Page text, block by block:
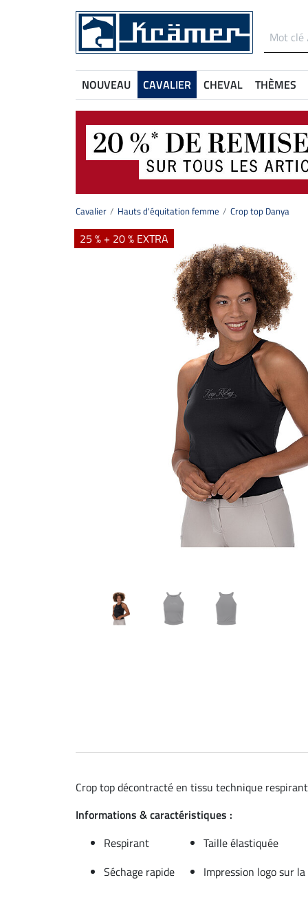
NOUVEAU CAVALIER CHEVAL THÈMES
Cavalier Hauts d'équitation femme Crop top Danya
25 % + 20 % EXTRA
Crop top décontracté en tissu technique
Informations & caractéristiques :
Respirant
Taille élastiquée
Séchage rapide
Impression logo sur